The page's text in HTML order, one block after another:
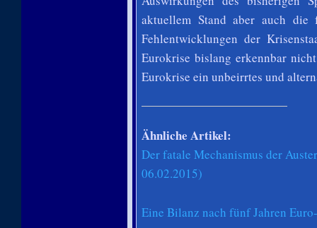
aktuellem Stand aber auch
Fehlentwicklungen der
Eurokrise bislang erkennbar
Eurokrise ein unbeirrtes und
Ähnliche Artikel:
Der fatale Mechanismus der
06.02.2015)
Eine Bilanz nach fünf Jahren